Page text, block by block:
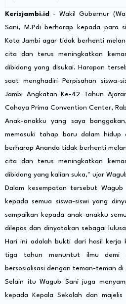
Kerisjambi.id
- Wakil Gubernur
Sani, M.Pdi berharap kepada para
Kota Jambi agar tidak berhenti
cita dan terus meningkatkan
dibidang yang disukai. Harapan
saat menghadiri Perpisahan siswa-
Jambi Angkatan Ke-42 Tahun
Cahaya Prima Convention Center,
Anak-anakku yang saya
memasuki tahap baru dalam hidup
berharap Ananda tidak berhenti
cita dan terus meningkatkan
dibidang yang kalian suka," ujar
Dalam kesempatan tersebut
kepada semua siswa-siswi yang
sampaikan kepada anak-anakku
dilepas dan dinyatakan sebagai
Hari ini adalah bukti dari hasil kerja
tiga tahun menuntut ilmu demi
bersosialisasi dengan teman-teman di
Selain itu Wagub Sani juga
kepada Kepala Sekolah dan